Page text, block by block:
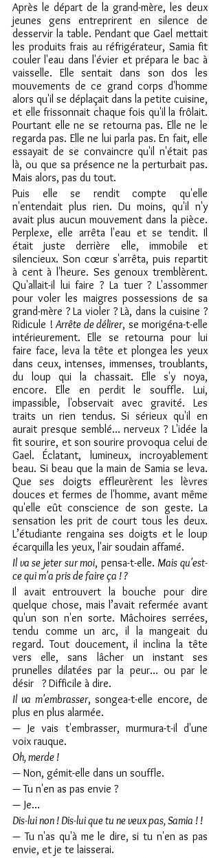
Après le départ de la grand-mère, les deux
jeunes gens entreprirent en silence de
desservir la table. Pendant que Gael mettait
les produits frais au réfrigérateur, Samia fit
couler l'eau dans l'évier et prépara le bac à
vaisselle. Elle sentait dans son dos les
mouvements de ce grand corps d'homme
alors qu'il se déplaçait dans la petite cuisine,
et elle frissonnait chaque fois qu'il la frôlait.
Pourtant elle ne se retourna pas. Elle ne le
regarda pas. Elle ne lui parla pas. En fait, elle
essayait de se convaincre qu'il n'était pas
là, ou que sa présence ne la perturbait pas.
Mais alors, pas du tout.
Puis elle se rendit compte qu'elle
n'entendait plus rien. Du moins, qu'il n'y
avait plus aucun mouvement dans la pièce.
Perplexe, elle arrêta l'eau et se tendit. Il
était juste derrière elle, immobile et
silencieux. Son cœur s'arrêta, puis repartit
à cent à l'heure. Ses genoux tremblèrent.
Qu'allait-il lui faire ? La tuer ? L'assommer
pour voler les maigres possessions de sa
grand-mère ? La violer ? Là, dans la cuisine ?
Ridicule ! Arrête de délirer, se morigéna-t-elle
intérieurement. Elle se retourna pour lui
faire face, leva la tête et plongea les yeux
dans ceux, intenses, immenses, troublants,
du loup qui la chassait. Elle s'y noya,
encore. Elle en perdit le souffle. Lui,
impassible, l'observait avec gravité. Les
traits un rien tendus. Si sérieux qu'il en
aurait presque semblé… nerveux ? L'idée la
fit sourire, et son sourire provoqua celui de
Gael. Éclatant, lumineux, incroyablement
beau. Si beau que la main de Samia se leva.
Que ses doigts effleurèrent les lèvres
douces et fermes de l'homme, avant même
qu'elle eût conscience de son geste. La
sensation les prit de court tous les deux.
L’étudiante rengaina ses doigts et le loup
écarquilla les yeux, l'air soudain affamé.
Il va se jeter sur moi, pensa-t-elle. Mais qu'est-
ce qui m'a pris de faire ça ! ?
Il avait entrouvert la bouche pour dire
quelque chose, mais l’avait refermée avant
qu'un son n'en sorte. Mâchoires serrées,
tendu comme un arc, il la mangeait du
regard. Tout doucement, il inclina la tête
vers elle, sans lâcher un instant ses
prunelles dilatées par la peur… ou par le
désir   ? Difficile à dire.
Il va m'embrasser, songea-t-elle encore, de
plus en plus alarmée.
— Je vais t'embrasser, murmura-t-il d'une
voix rauque.
Oh, merde !
— Non, gémit-elle dans un souffle.
— Tu n'en as pas envie ?
— Je…
Dis-lui non ! Dis-lui que tu ne veux pas, Samia ! !
— Tu n'as qu'à me le dire, si tu n'en as pas
envie, et je te laisserai.